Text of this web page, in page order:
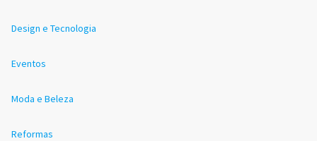
Design e Tecnologia
Eventos
Moda e Beleza
Reformas